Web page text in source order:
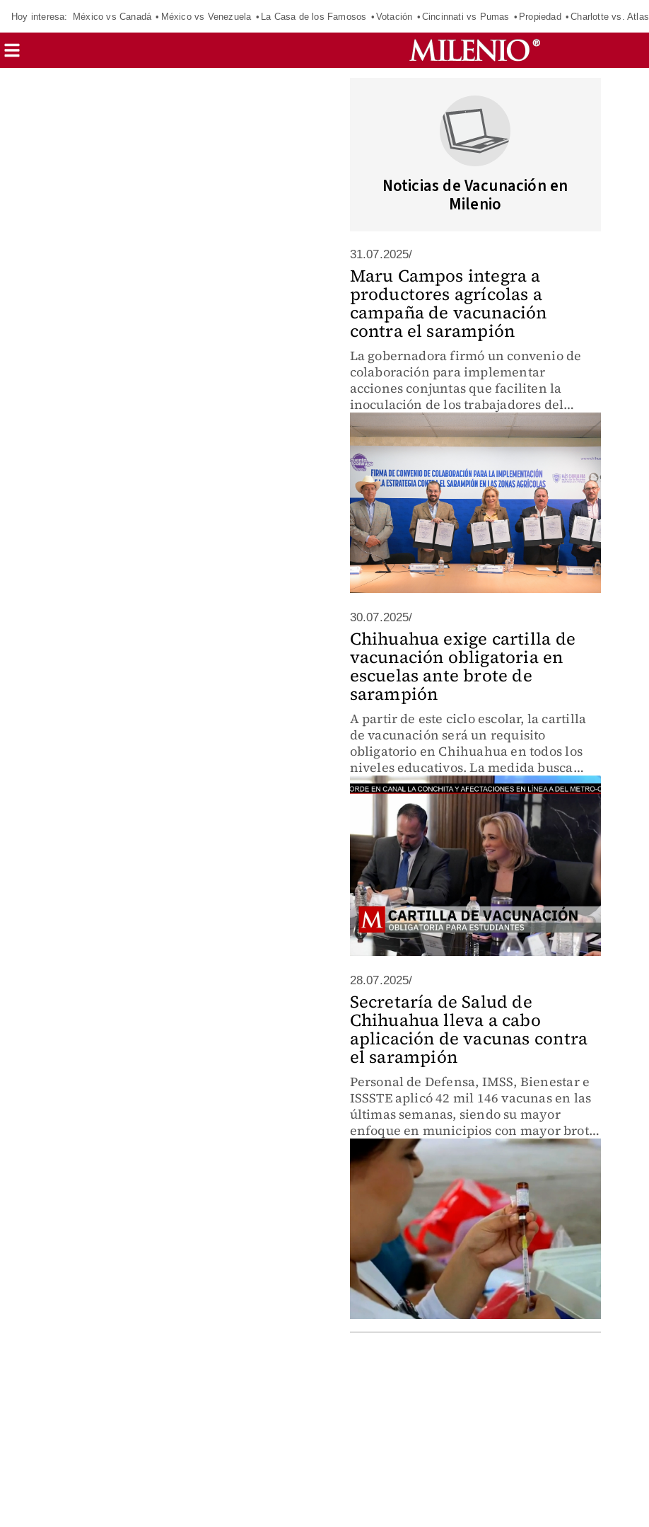
Hoy interesa: México vs Canadá México vs Venezuela La Casa de los Famosos Votación Cincinnati vs Pumas Propiedad Charlotte vs. Atlas
Noticias de Vacunación en
Milenio
31.07.2025/
Maru Campos integra a
productores agrícolas a
campaña de vacunación
contra el sarampión
La gobernadora firmó un convenio de
colaboración para implementar
acciones conjuntas que faciliten la
inoculación de los trabajadores del
campo.
30.07.2025/
Chihuahua exige cartilla de
vacunación obligatoria en
escuelas ante brote de
sarampión
A partir de este ciclo escolar, la cartilla
de vacunación será un requisito
obligatorio en Chihuahua en todos los
niveles educativos. La medida busca
frenar el brote de sarampión que ya
suma cientos de casos en la entidad.
28.07.2025/
Secretaría de Salud de
Chihuahua lleva a cabo
aplicación de vacunas contra
el sarampión
Personal de Defensa, IMSS, Bienestar e
ISSSTE aplicó 42 mil 146 vacunas en las
últimas semanas, siendo su mayor
enfoque en municipios con mayor brote
de sarampión.